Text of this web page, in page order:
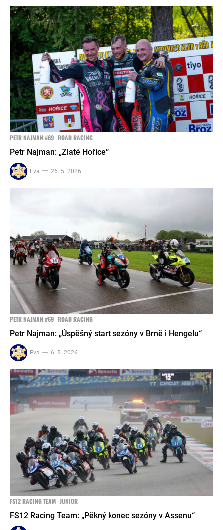
PETR NAJMAN #69 ROAD RACING
Petr Najman: „Zlaté Hořice“
Eva 26. 5. 2026
PETR NAJMAN #69 ROAD RACING
Petr Najman: „Úspěšný start sezóny v Brně i Hengelu“
Eva 6. 5. 2026
FS12 RACING TEAM JUNIOR
FS12 Racing Team: „Pěkný konec sezóny v Assenu“